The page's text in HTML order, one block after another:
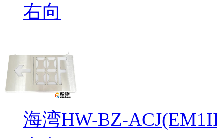
右向
海湾HW-BZ-